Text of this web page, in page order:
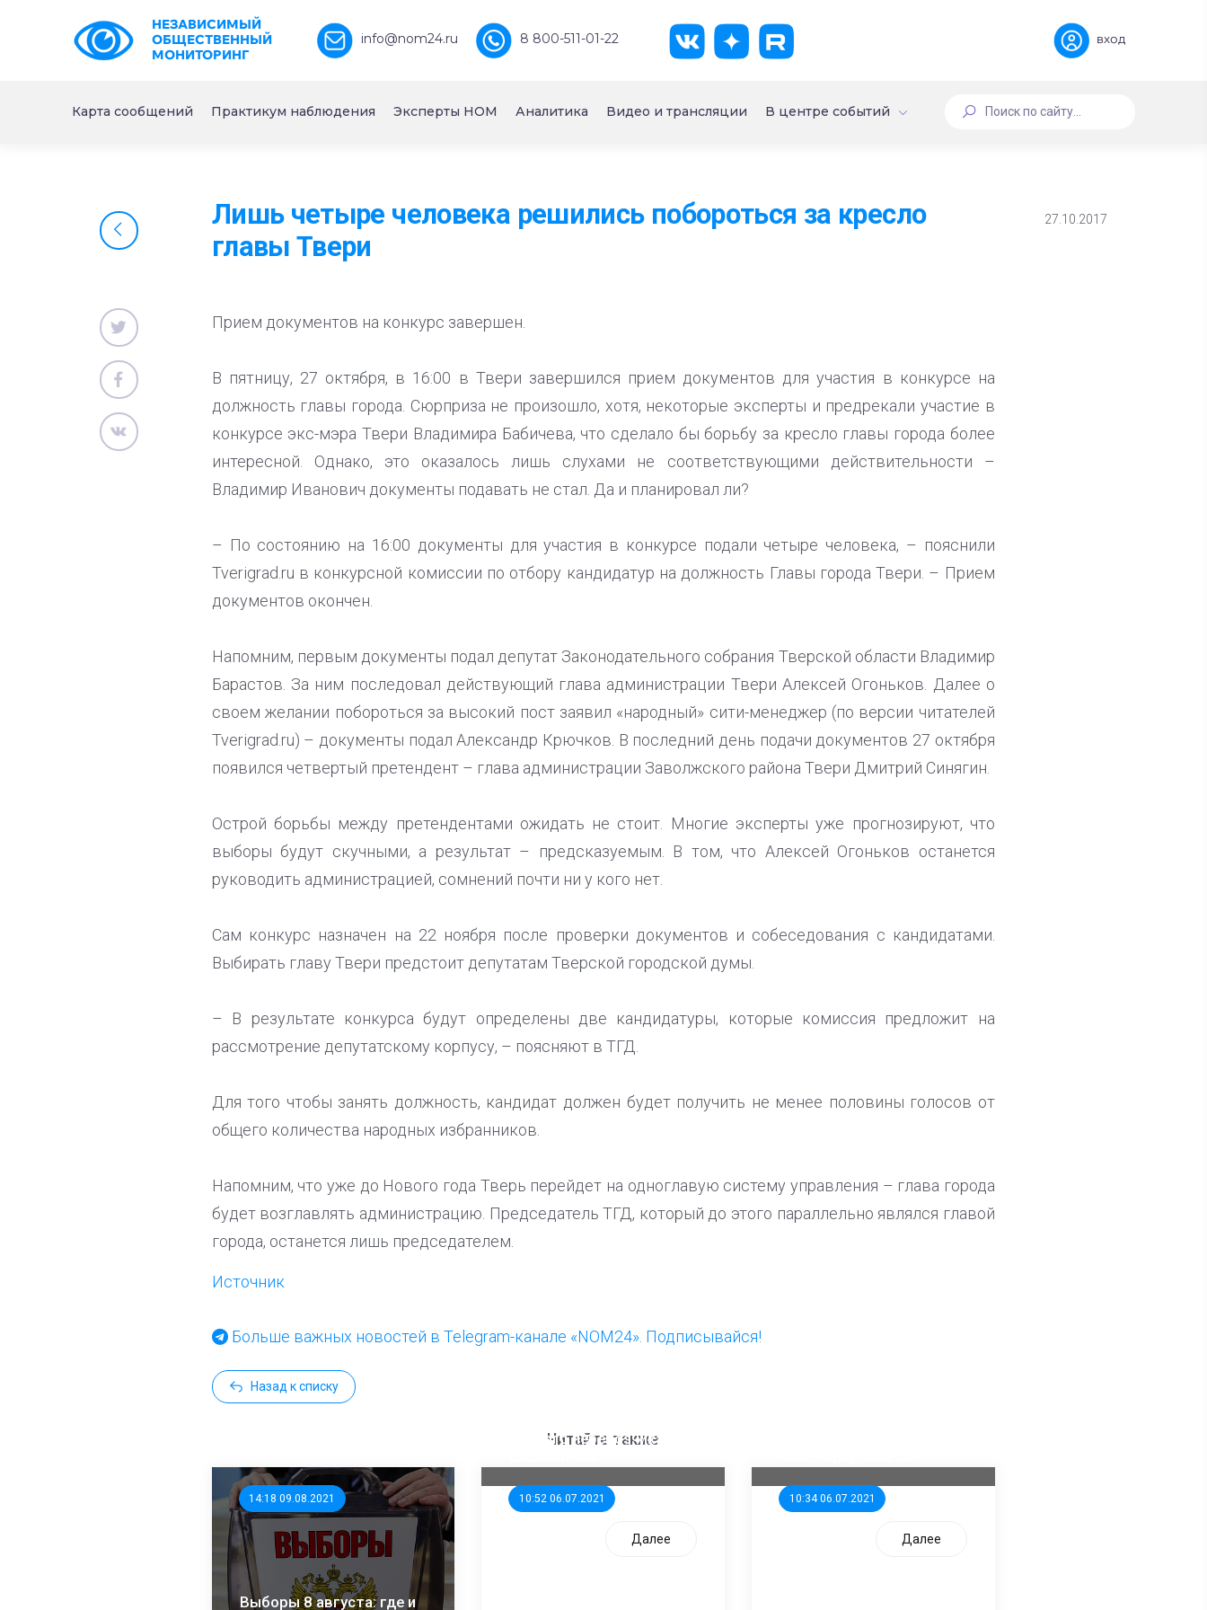
НЕЗАВИСИМЫЙ
ОБЩЕСТВЕННЫЙ
МОНИТОРИНГ
info@nom24.ru 8 800-511-01-22 вход
Карта сообщений Практикум наблюдения Эксперты НОМ Аналитика Видео и трансляции В центре событий
Лишь четыре человека решились побороться за кресло
главы Твери
27.10.2017
Прием документов на конкурс завершен.
В пятницу, 27 октября, в 16:00 в Твери завершился прием документов для участия в конкурсе на
должность главы города. Сюрприза не произошло, хотя, некоторые эксперты и предрекали участие в
конкурсе экс-мэра Твери Владимира Бабичева, что сделало бы борьбу за кресло главы города более
интересной. Однако, это оказалось лишь слухами не соответствующими действительности –
Владимир Иванович документы подавать не стал. Да и планировал ли?
– По состоянию на 16:00 документы для участия в конкурсе подали четыре человека, – пояснили
Tverigrad.ru в конкурсной комиссии по отбору кандидатур на должность Главы города Твери. – Прием
документов окончен.
Напомним, первым документы подал депутат Законодательного собрания Тверской области Владимир
Барастов. За ним последовал действующий глава администрации Твери Алексей Огоньков. Далее о
своем желании побороться за высокий пост заявил «народный» сити-менеджер (по версии читателей
Tverigrad.ru) – документы подал Александр Крючков. В последний день подачи документов 27 октября
появился четвертый претендент – глава администрации Заволжского района Твери Дмитрий Синягин.
Острой борьбы между претендентами ожидать не стоит. Многие эксперты уже прогнозируют, что
выборы будут скучными, а результат – предсказуемым. В том, что Алексей Огоньков останется
руководить администрацией, сомнений почти ни у кого нет.
Сам конкурс назначен на 22 ноября после проверки документов и собеседования с кандидатами.
Выбирать главу Твери предстоит депутатам Тверской городской думы.
– В результате конкурса будут определены две кандидатуры, которые комиссия предложит на
рассмотрение депутатскому корпусу, – поясняют в ТГД.
Для того чтобы занять должность, кандидат должен будет получить не менее половины голосов от
общего количества народных избранников.
Напомним, что уже до Нового года Тверь перейдет на одноглавую систему управления – глава города
будет возглавлять администрацию. Председатель ТГД, который до этого параллельно являлся главой
города, останется лишь председателем.
Источник
Больше важных новостей в Telegram-канале «NOM24». Подписывайся!
Назад к списку
Читайте также
14:18 09.08.2021
Выборы 8 августа: где и
10:52 06.07.2021
единого перевозчика для
Далее
10:34 06.07.2021
Далее